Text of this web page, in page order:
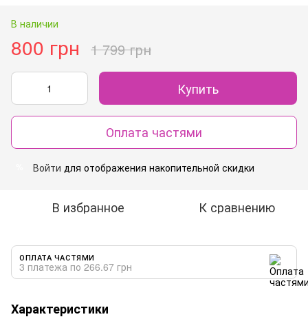
В наличии
800 грн 1 799 грн
Купить
Оплата частями
Войти для отображения накопительной скидки
В избранное К сравнению
ОПЛАТА ЧАСТЯМИ
3 платежа по 266.67 грн
Характеристики